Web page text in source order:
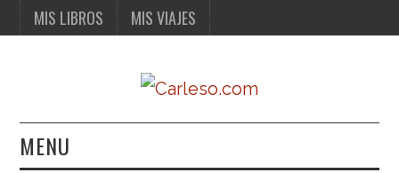
MIS LIBROS MIS VIAJES
MENU